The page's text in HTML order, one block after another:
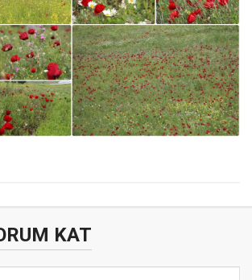
KAT